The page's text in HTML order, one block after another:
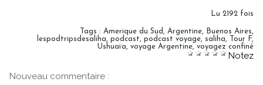
Lu 2192 fois
Tags : Amerique du Sud Argentine Buenos Aires
lespodtripsdesaliha
podcast podcast voyage saliha Tour F
Ushuaïa
voyage Argentine voyagez confiné
Notez
Nouveau commentaire :